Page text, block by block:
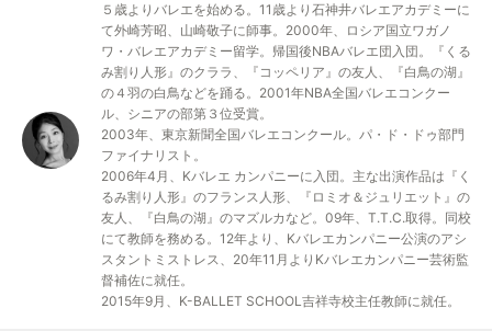
５歳よりバレエを始める。11歳より石神井バレエアカデミーに
て外崎芳昭、山崎敬子に師事。2000年、ロシア国立ワガノ
ワ・バレエアカデミー留学。帰国後NBAバレエ団入団。『くる
み割り人形』のクララ、『コッペリア』の友人、『白鳥の湖』
の４羽の白鳥などを踊る。2001年NBA全国バレエコンクー
ル、シニアの部第３位受賞。
2003年、東京新聞全国バレエコンクール。パ・ド・ドゥ部門
ファイナリスト。
2006年4月、Kバレエ カンパニーに入団。主な出演作品は『く
るみ割り人形』のフランス人形、『ロミオ＆ジュリエット』の
友人、『白鳥の湖』のマズルカなど。09年、T.T.C.取得。同校
にて教師を務める。12年より、Kバレエカンパニー公演のアシ
スタントミストレス、20年11月よりKバレエカンパニー芸術監
督補佐に就任。
2015年9月、K-BALLET SCHOOL吉祥寺校主任教師に就任。